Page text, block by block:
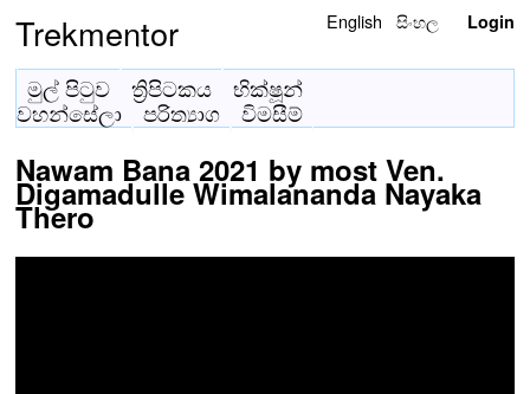
Trekmentor English සිංහල Login
මුල් පිටුව ත්‍රිපිටකය
භික්ෂූන්
වහන්සේලා
පරිත්‍යාග විමසීම්
Nawam Bana 2021 by most Ven.
Digamadulle Wimalananda Nayaka
Thero